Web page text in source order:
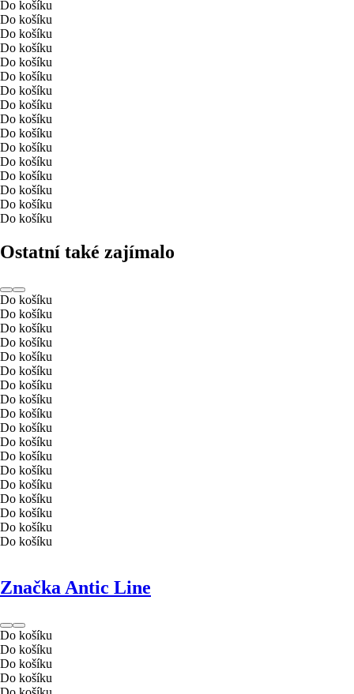
Do košíku
Do košíku
Do košíku
Do košíku
Do košíku
Do košíku
Do košíku
Do košíku
Do košíku
Do košíku
Do košíku
Do košíku
Do košíku
Do košíku
Do košíku
Do košíku
Ostatní také zajímalo
Do košíku
Do košíku
Do košíku
Do košíku
Do košíku
Do košíku
Do košíku
Do košíku
Do košíku
Do košíku
Do košíku
Do košíku
Do košíku
Do košíku
Do košíku
Do košíku
Do košíku
Do košíku
Značka Antic Line
Do košíku
Do košíku
Do košíku
Do košíku